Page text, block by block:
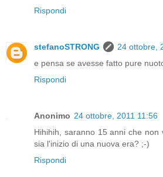
Rispondi
stefanoSTRONG
24 ottobre,
e pensa se avesse fatto pure
Rispondi
Anonimo 24 ottobre, 2011 11:56
Hihihih, saranno 15 anni che non
sia l'inizio di una nuova era? ;-)
Rispondi